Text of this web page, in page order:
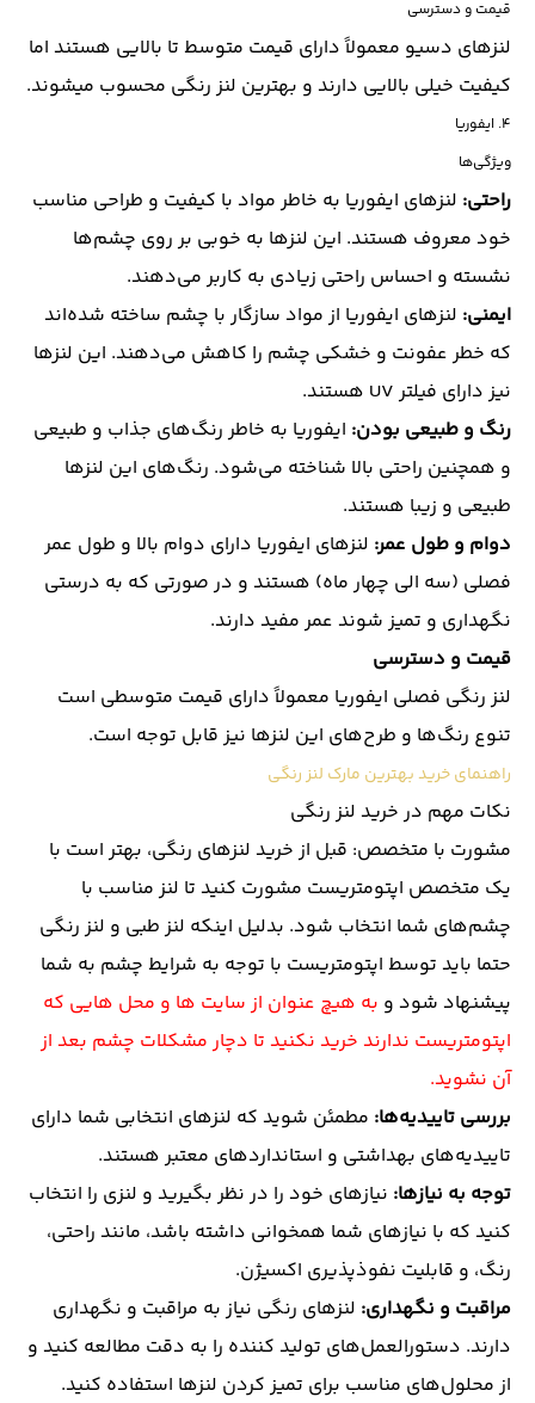
قیمت و دسترسی
لنزهای دسیو معمولاً دارای قیمت متوسط تا بالایی هستند اما
کیفیت خیلی بالایی دارند و بهترین لنز رنگی محسوب میشوند.
۴. ایفوریا
ویژگی‌ها
راحتی: لنزهای ایفوریا به خاطر مواد با کیفیت و طراحی مناسب
خود معروف هستند. این لنزها به خوبی بر روی چشم‌ها
نشسته و احساس راحتی زیادی به کاربر می‌دهند.
ایمنی: لنزهای ایفوریا از مواد سازگار با چشم ساخته شده‌اند
که خطر عفونت و خشکی چشم را کاهش می‌دهند. این لنزها
نیز دارای فیلتر UV هستند.
رنگ و طبیعی بودن: ایفوریا به خاطر رنگ‌های جذاب و طبیعی
و همچنین راحتی بالا شناخته می‌شود. رنگ‌های این لنزها
طبیعی و زیبا هستند.
دوام و طول عمر: لنزهای ایفوریا دارای دوام بالا و طول عمر
فصلی (سه الی چهار ماه) هستند و در صورتی که به درستی
نگهداری و تمیز شوند عمر مفید دارند.
قیمت و دسترسی
لنز رنگی فصلی ایفوریا معمولاً دارای قیمت متوسطی است
تنوع رنگ‌ها و طرح‌های این لنزها نیز قابل توجه است.
راهنمای خرید بهترین مارک لنز رنگی
نکات مهم در خرید لنز رنگی
مشورت با متخصص: قبل از خرید لنزهای رنگی، بهتر است با
یک متخصص اپتومتریست مشورت کنید تا لنز مناسب با
چشم‌های شما انتخاب شود. بدلیل اینکه لنز طبی و لنز رنگی
حتما باید توسط اپتومتریست با توجه به شرایط چشم به شما
پیشنهاد شود و به هیچ عنوان از سایت ها و محل هایی که
اپتومتریست ندارند خرید نکنید تا دچار مشکلات چشم بعد از
آن نشوید.
بررسی تاییدیه‌ها: مطمئن شوید که لنزهای انتخابی شما دارای
تاییدیه‌های بهداشتی و استانداردهای معتبر هستند.
توجه به نیازها: نیازهای خود را در نظر بگیرید و لنزی را انتخاب
کنید که با نیازهای شما همخوانی داشته باشد، مانند راحتی،
رنگ، و قابلیت نفوذپذیری اکسیژن.
مراقبت و نگهداری: لنزهای رنگی نیاز به مراقبت و نگهداری
دارند. دستورالعمل‌های تولید کننده را به دقت مطالعه کنید و
از محلول‌های مناسب برای تمیز کردن لنزها استفاده کنید.